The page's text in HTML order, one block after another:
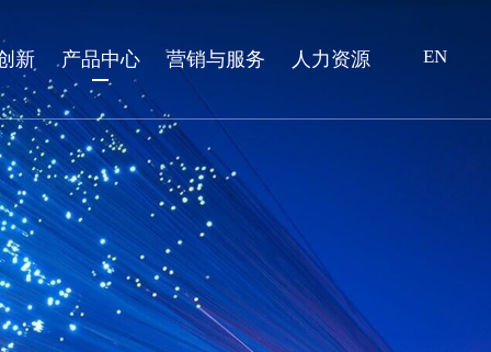
新 产品中心 营销与服务 人力资源 EN